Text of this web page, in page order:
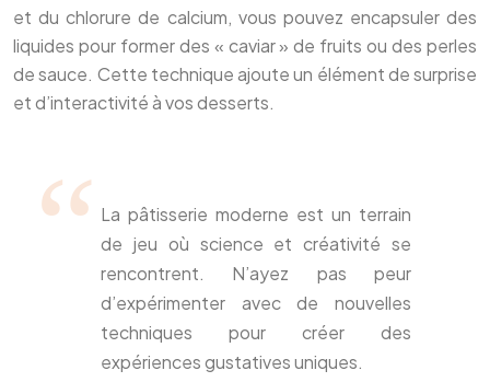
et du chlorure de calcium, vous pouvez encapsuler des
liquides pour former des « caviar » de fruits ou des perles
de sauce. Cette technique ajoute un élément de surprise
et d’interactivité à vos desserts.
La pâtisserie moderne est un terrain
de jeu où science et créativité se
rencontrent. N’ayez pas peur
d’expérimenter avec de nouvelles
techniques pour créer des
expériences gustatives uniques.